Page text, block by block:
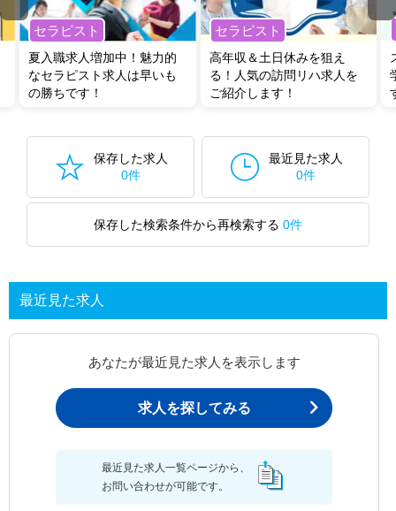
セラピスト
夏入職求人増加中！魅力的
なセラピスト求人は早いも
の勝ちです！
セラピスト
高年収＆土日休みを狙え
る！人気の訪問リハ求人を
ご紹介します！
保存した求人
0件
最近見た求人
0件
保存した検索条件から再検索する 0件
最近見た求人
あなたが最近見た求人を表示します
求人を探してみる
最近見た求人一覧ページから、
お問い合わせが可能です。